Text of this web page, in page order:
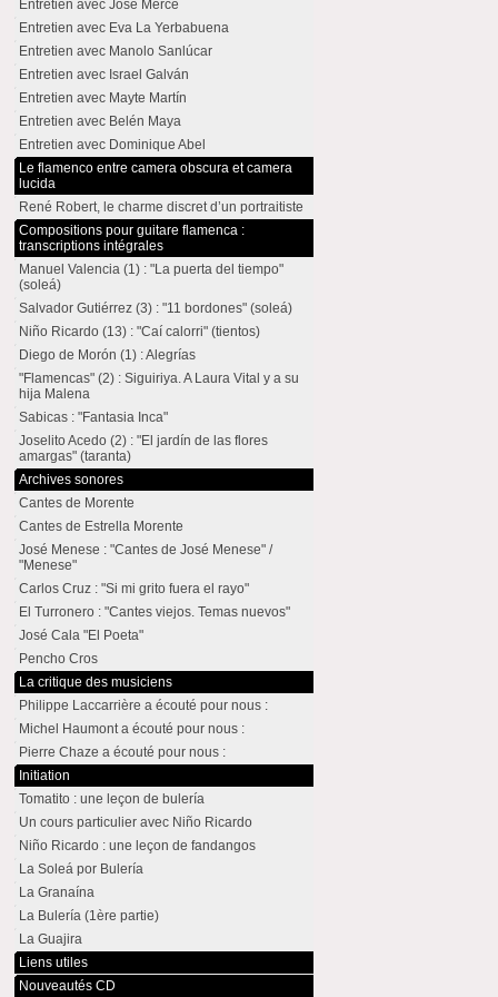
Entretien avec José Mercé
Entretien avec Eva La Yerbabuena
Entretien avec Manolo Sanlúcar
Entretien avec Israel Galván
Entretien avec Mayte Martín
Entretien avec Belén Maya
Entretien avec Dominique Abel
Le flamenco entre camera obscura et camera
lucida
René Robert, le charme discret d’un portraitiste
Compositions pour guitare flamenca :
transcriptions intégrales
Manuel Valencia (1) : "La puerta del tiempo"
(soleá)
Salvador Gutiérrez (3) : "11 bordones" (soleá)
Niño Ricardo (13) : "Caí calorri" (tientos)
Diego de Morón (1) : Alegrías
"Flamencas" (2) : Siguiriya. A Laura Vital y a su
hija Malena
Sabicas : "Fantasia Inca"
Joselito Acedo (2) : "El jardín de las flores
amargas" (taranta)
Archives sonores
Cantes de Morente
Cantes de Estrella Morente
José Menese : "Cantes de José Menese" /
"Menese"
Carlos Cruz : "Si mi grito fuera el rayo"
El Turronero : "Cantes viejos. Temas nuevos"
José Cala "El Poeta"
Pencho Cros
La critique des musiciens
Philippe Laccarrière a écouté pour nous :
Michel Haumont a écouté pour nous :
Pierre Chaze a écouté pour nous :
Initiation
Tomatito : une leçon de bulería
Un cours particulier avec Niño Ricardo
Niño Ricardo : une leçon de fandangos
La Soleá por Bulería
La Granaína
La Bulería (1ère partie)
La Guajira
Liens utiles
Nouveautés CD